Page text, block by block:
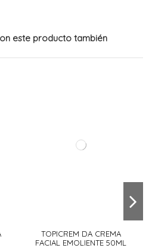
este producto también
TOPICREM DA CREMA
FACIAL EMOLIENTE 50ML